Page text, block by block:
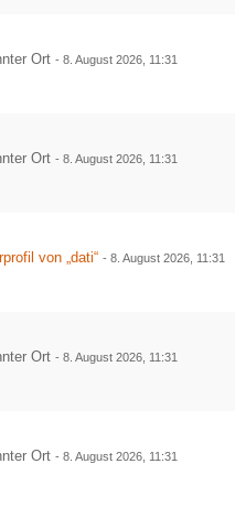
Ort-8. August 2026, 11:31
Ort-8. August 2026, 11:31
von „dati“ -8. August 2026, 11:31
Ort-8. August 2026, 11:31
Ort-8. August 2026, 11:31